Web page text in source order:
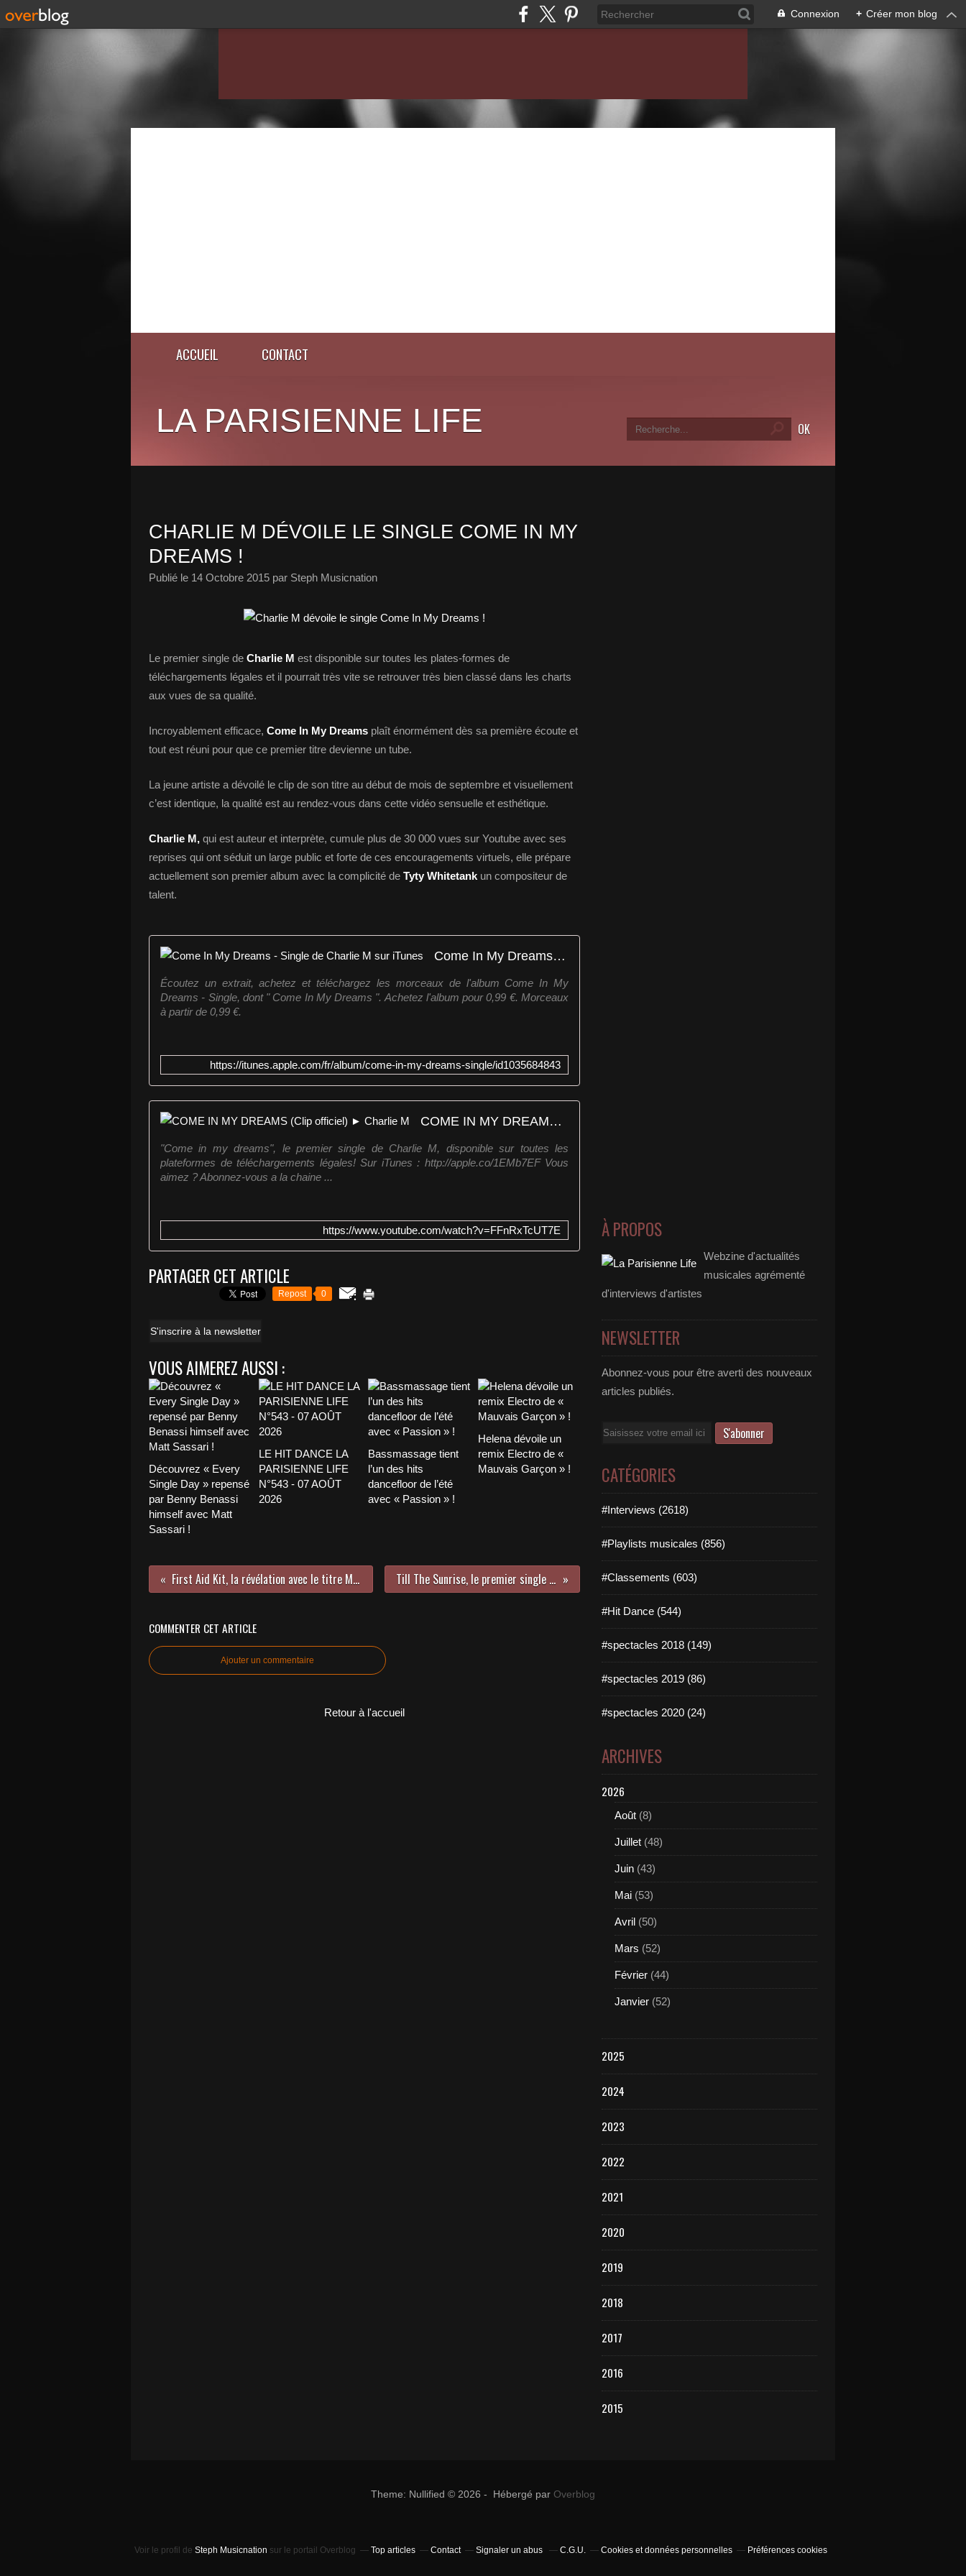
Connexion + Créer mon blog
ACCUEIL CONTACT
LA PARISIENNE LIFE
CHARLIE M DÉVOILE LE SINGLE COME IN MY
DREAMS !
Publié le 14 Octobre 2015 par Steph Musicnation
Le premier single de Charlie M est disponible sur toutes les plates-formes de
téléchargements légales et il pourrait très vite se retrouver très bien classé dans les charts
aux vues de sa qualité.
Incroyablement efficace, Come In My Dreams plaît énormément dès sa première écoute et
tout est réuni pour que ce premier titre devienne un tube.
La jeune artiste a dévoilé le clip de son titre au début de mois de septembre et visuellement
c’est identique, la qualité est au rendez-vous dans cette vidéo sensuelle et esthétique.
Charlie M, qui est auteur et interprète, cumule plus de 30 000 vues sur Youtube avec ses
reprises qui ont séduit un large public et forte de ces encouragements virtuels, elle prépare
actuellement son premier album avec la complicité de Tyty Whitetank un compositeur de
talent.
Come In My Dreams - Single de Charlie M sur iTunes
Écoutez un extrait, achetez et téléchargez les morceaux de l'album Come In My
Dreams - Single, dont " Come In My Dreams ". Achetez l'album pour 0,99 €. Morceaux
à partir de 0,99 €.
https://itunes.apple.com/fr/album/come-in-my-dreams-single/id1035684843
COME IN MY DREAMS (Clip officiel) ► Charlie M
"Come in my dreams", le premier single de Charlie M, disponible sur toutes les
plateformes de téléchargements légales! Sur iTunes : http://apple.co/1EMb7EF Vous
aimez ? Abonnez-vous a la chaine ...
https://www.youtube.com/watch?v=FFnRxTcUT7E
PARTAGER CET ARTICLE
Repost 0
S'inscrire à la newsletter
VOUS AIMEREZ AUSSI :
Découvrez « Every
Single Day » repensé
par Benny Benassi
himself avec Matt
Sassari !
LE HIT DANCE LA
PARISIENNE LIFE
N°543 - 07 AOÛT
2026
Bassmassage tient
l’un des hits
dancefloor de l’été
avec « Passion » !
Helena dévoile un
remix Electro de «
Mauvais Garçon » !
First Aid Kit, la révélation avec le titre My Silver Lining ! Till The Sunrise, le premier single de Sunvibes !
COMMENTER CET ARTICLE
Ajouter un commentaire
Retour à l'accueil
À PROPOS
Webzine d'actualités
musicales agrémenté
d'interviews d'artistes
NEWSLETTER
Abonnez-vous pour être averti des nouveaux
articles publiés.
Email
CATÉGORIES
#Interviews (2618)
#Playlists musicales (856)
#Classements (603)
#Hit Dance (544)
#spectacles 2018 (149)
#spectacles 2019 (86)
#spectacles 2020 (24)
ARCHIVES
2026
Août (8)
Juillet (48)
Juin (43)
Mai (53)
Avril (50)
Mars (52)
Février (44)
Janvier (52)
2025
2024
2023
2022
2021
2020
2019
2018
2017
2016
2015
Theme: Nullified © 2026 - Hébergé par Overblog
Voir le profil de Steph Musicnation sur le portail Overblog Top articles Contact Signaler un abus C.G.U. Cookies et données personnelles Préférences cookies